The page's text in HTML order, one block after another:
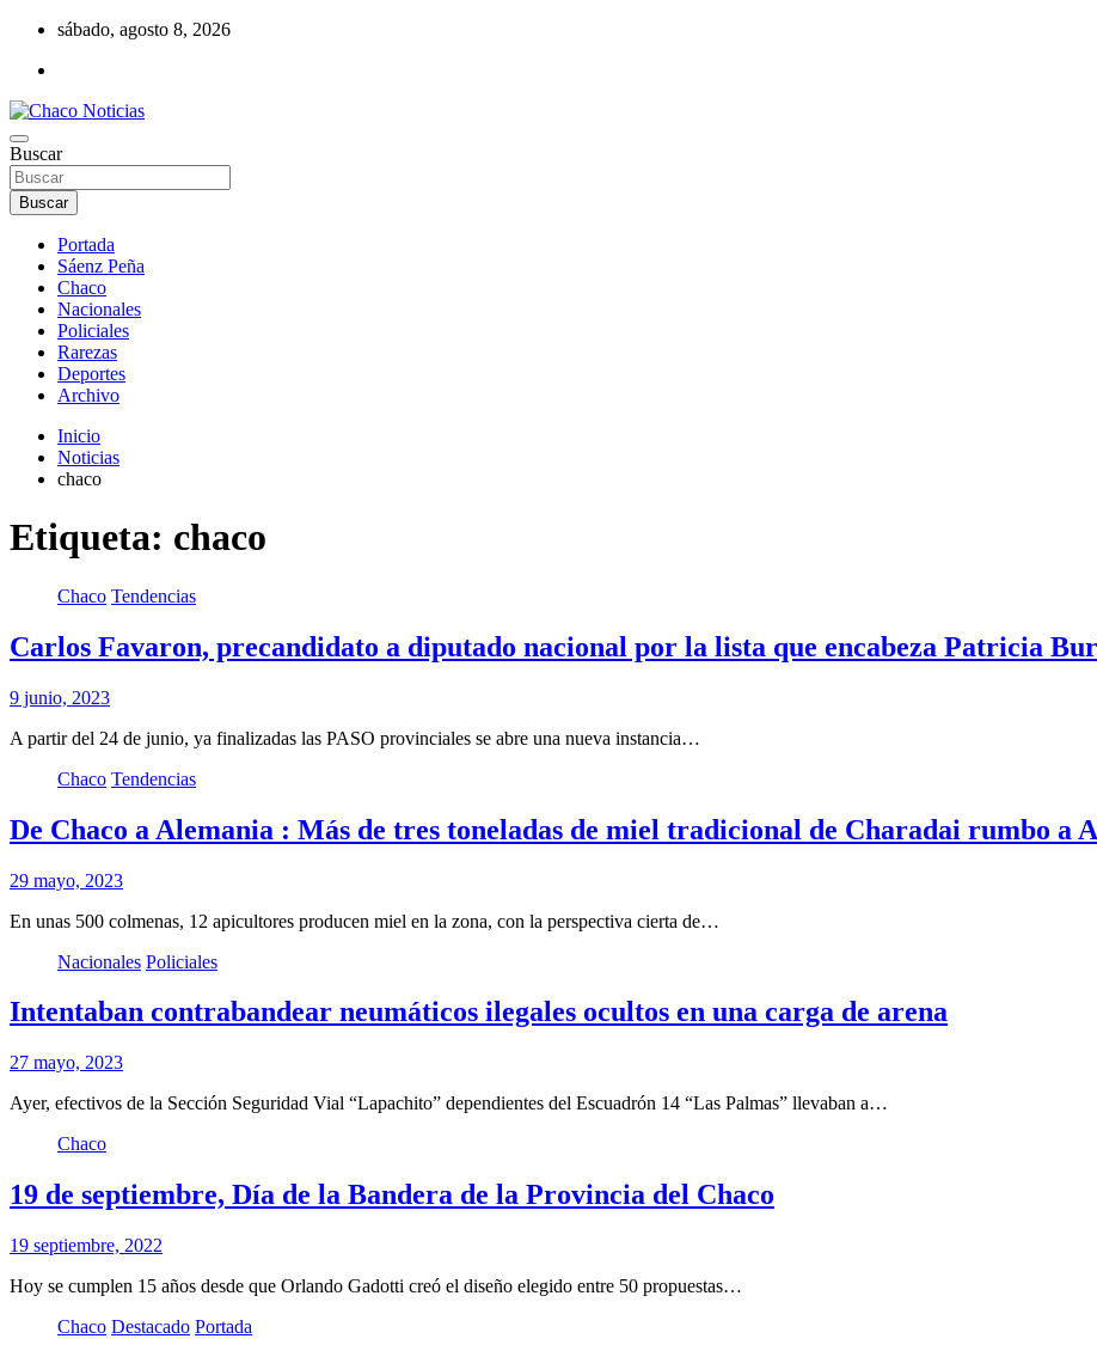
Saltar
contenido
sábado, agosto 8, 2026
Chaco Noticias
Noticias de la región del Chaco
Buscar
Buscar
Portada
Sáenz Peña
Chaco
Nacionales
Policiales
Rarezas
Deportes
Archivo
Inicio
Noticias
chaco
Etiqueta: chaco
Chaco Tendencias
Carlos Favaron, precandidato a diputado nacional por la lista que encabeza Patricia
9 junio, 2023
A partir del 24 de junio, ya finalizadas las PASO provinciales se abre una nueva instancia…
Chaco Tendencias
De Chaco a Alemania : Más de tres toneladas de miel tradicional de Charadai rumbo a
29 mayo, 2023
En unas 500 colmenas, 12 apicultores producen miel en la zona, con la perspectiva cierta de…
Nacionales Policiales
Intentaban contrabandear neumáticos ilegales ocultos en una carga de arena
27 mayo, 2023
Ayer, efectivos de la Sección Seguridad Vial “Lapachito” dependientes del Escuadrón 14 “Las Palmas” llevaban a…
Chaco
19 de septiembre, Día de la Bandera de la Provincia del Chaco
19 septiembre, 2022
Hoy se cumplen 15 años desde que Orlando Gadotti creó el diseño elegido entre 50 propuestas…
Chaco Destacado Portada